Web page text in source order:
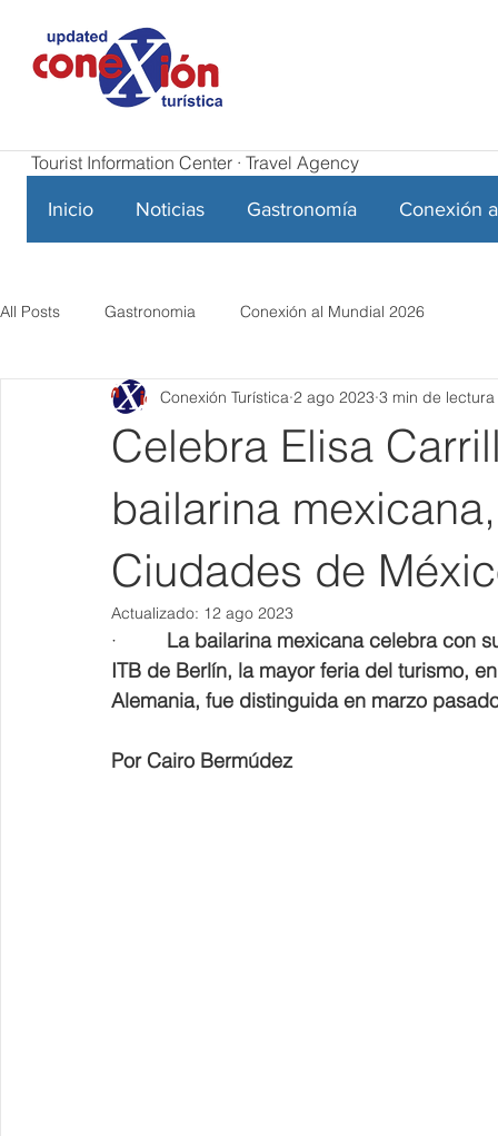
Tourist Information Center · Travel Agency
Inicio Noticias Gastronomía Conexión
All Posts Gastronomia Conexión al Mundial 2026
Celebra Elisa
bailarina
Ciudades de
Conexión Turística 2 ago 2023 3 min de lectura
Actualizado: 12 ago 2023
· La bailarina mexicana celebra con
ITB de Berlín, la mayor feria del turismo,
Alemania, fue distinguida en marzo
Por Cairo Bermúdez